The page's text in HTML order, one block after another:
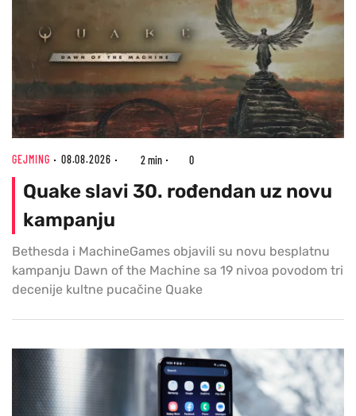
GEJMING 08.08.2026 2 min 0
Quake slavi 30. rođendan uz novu
kampanju
Bethesda i MachineGames objavili su novu besplatnu
kampanju Dawn of the Machine sa 19 nivoa povodom tri
decenije kultne pucačine Quake